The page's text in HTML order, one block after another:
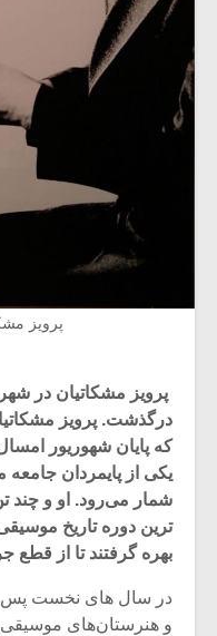
پرویز
درگذشت. پرویز
یکی از پایمردان جامعه
شمار می‌رود. او و چند تن
ترین دوره تاریخ
بهره گرفتند تا از قطع
در سال های نخست پس
و هنرستان‌های موسیقی